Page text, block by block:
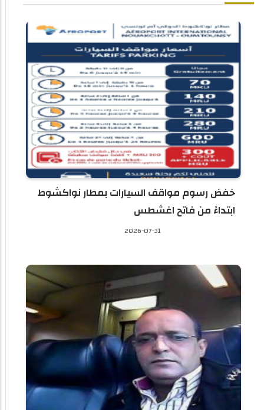
خفض رسوم مواقف السيارات بمطار نواكشوط
ابتداءً من فاتح اغشطس
2026-07-31